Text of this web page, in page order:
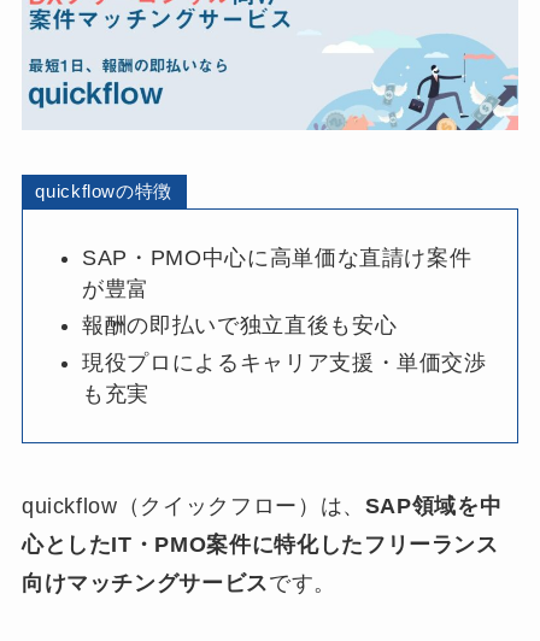
quickflowの特徴
SAP・PMO中心に高単価な直請け案件
が豊富
報酬の即払いで独立直後も安心
現役プロによるキャリア支援・単価交渉
も充実
quickflow（クイックフロー）は、 SAP領域を中
心としたIT・PMO案件に特化したフリーランス
向けマッチングサービスです。